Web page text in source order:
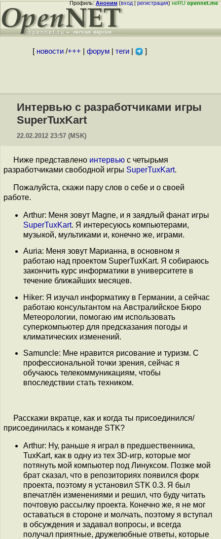
Профиль:Аноним(вход|регистрация)неRUopennet.me
[ новости/+++ форум| теги| ]
Интервью с разработчиками игры
SuperTuxKart
22.02.2012 23:57 (MSK)
Ниже представлено интервью с четырьмя
разработчиками свободной игры SuperTuxKart.
Пожалуйста, скажи пару слов о себе и о своей
работе.
Arthur: Меня зовут Magne, и я заядлый фанат игры
SuperTuxKart. Я интересуюсь компьютерами,
музыкой, мультиками и, конечно же, играми.
Auria: Меня зовут Марианна, в основном я
работаю над проектом SuperTuxKart. Я собираюсь
закончить курс информатики в университете в
течение ближайших месяцев.
Hiker: Я изучал информатику в Германии, а сейчас
работаю консультантом на Австралийское Бюро
Метеорологии, помогаю им использовать
суперкомпьютер для предсказания погоды и
климатических изменений.
Samuncle: Мне нравится рисование и туризм. С
профессиональной точки зрения, сейчас я
обучаюсь телекоммуникациям, чтобы
впоследствии стать техником.
Расскажи вкратце, как и когда ты присоединился/
присоединилась к команде STK?
Arthur: Ну, раньше я играл в предшественника,
TuxKart, как в одну из тех 3D-игр, которые мог
потянуть мой компьютер под Линуксом. Позже мой
брат сказал, что в репозиториях появился форк
проекта, поэтому я установил STK 0.3. Я был
впечатлён изменениями и решил, что буду читать
почтовую рассылку проекта. Конечно же, я не мог
оставаться в стороне и молчать, поэтому я вступал
в обсуждения и задавал вопросы, и всегда
получал приятные, дружелюбные ответы, которые